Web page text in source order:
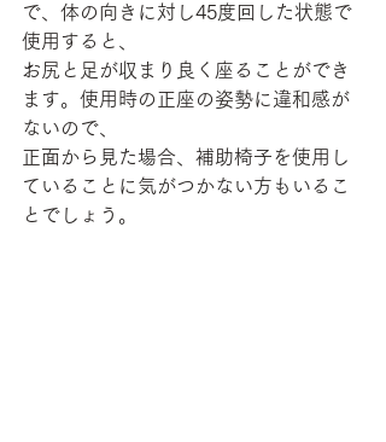
で、体の向きに対し45度回した状態で
使用すると、
お尻と足が収まり良く座ることができ
ます。使用時の正座の姿勢に違和感が
ないので、
正面から見た場合、補助椅子を使用し
ていることに気がつかない方もいるこ
とでしょう。